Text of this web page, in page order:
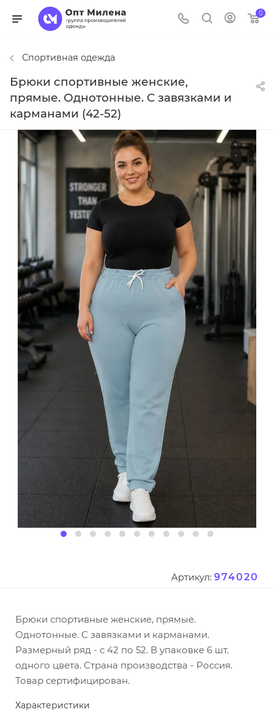
0
Спортивная одежда
Брюки спортивные женские,
прямые. Однотонные. С завязками и
карманами (42-52)
Артикул: 974020
Брюки спортивные женские, прямые.
Однотонные. С завязками и карманами.
Размерный ряд - с 42 по 52. В упаковке 6 шт.
одного цвета. Страна производства - Россия.
Товар сертифицирован.
Характеристики